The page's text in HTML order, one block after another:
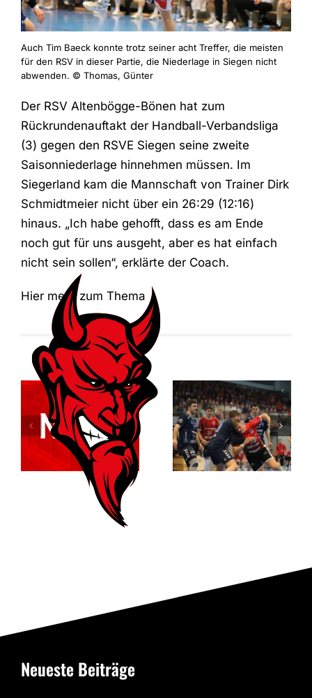
Auch Tim Baeck konnte trotz seiner acht Treffer, die meisten
für den RSV in dieser Partie, die Niederlage in Siegen nicht
abwenden. © Thomas, Günter
Der RSV Altenbögge-Bönen hat zum
Rückrundenauftakt der Handball-Verbandsliga
(3) gegen den RSVE Siegen seine zweite
Saisonniederlage hinnehmen müssen. Im
Siegerland kam die Mannschaft von Trainer Dirk
Schmidtmeier nicht über ein 26:29 (12:16)
hinaus. „Ich habe gehofft, dass es am Ende
noch gut für uns ausgeht, aber es hat einfach
nicht sein sollen“, erklärte der Coach.
Hier mehr zum Thema
Relegationsspiel
abgesagt –
RSV verbleibt
in der
Verbandsliga
Dortmund
entreißt dem
RSV
Altenbögge
die
Neueste Beiträge